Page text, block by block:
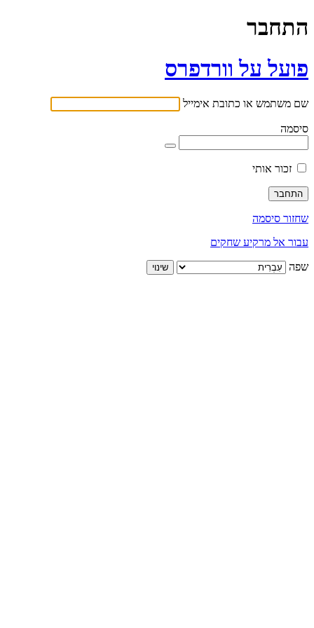
התחבר
פועל על וורדפרס
שם משתמש או כתובת אימייל
סיסמה
זכור אותי
שחזור סיסמה
עבור אל מרקיע שחקים
שפה